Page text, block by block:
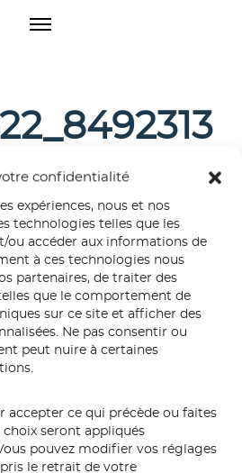
confidentialité
expériences, nous et nos
technologies telles que les
ou accéder aux informations de
à ces technologies nous
partenaires, de traiter des
que le comportement de
sur ce site et afficher des
Ne pas consentir ou
peut nuire à certaines
accepter ce qui précède ou faites
choix seront appliqués
pouvez modifier vos réglages
le retrait de votre
O
e
n